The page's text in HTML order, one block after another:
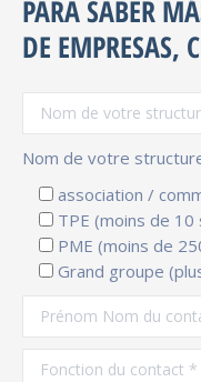
PARA SABER
DE EMPRESAS,
Nom de votre
association /
TPE (moins de 10
PME (moins de
Grand groupe